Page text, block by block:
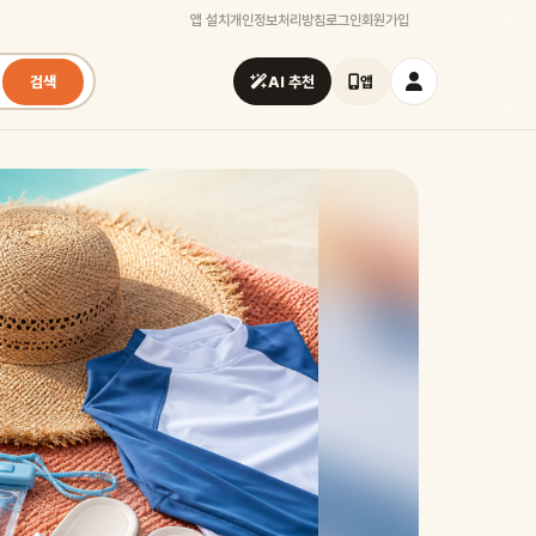
앱 설치 개인정보처리방침로그인회원가입
검색 AI 추천 앱